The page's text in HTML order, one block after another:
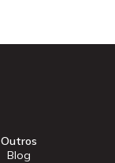
Outros
Blog